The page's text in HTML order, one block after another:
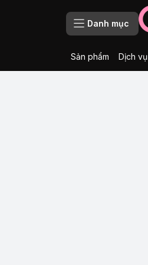
Danh mục
Sản phẩm Dịch vụ